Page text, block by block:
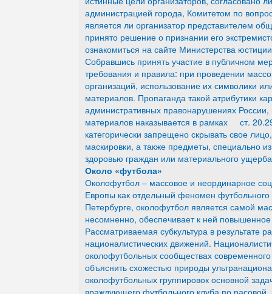
администрацией города, Комитетом по
является ли организатор представителем
принято решение о признании его
ознакомиться на сайте Министерства
Собравшись принять участие в публичном
требования и правила: при проведении
организаций, использование их символики
материалов. Пропаганда такой атрибутики
административных правонарушениях России,
материалов наказывается в рамках ст.
категорически запрещено скрывать свое
маскировки, а также предметы, специально
здоровью граждан или материального
Около «футбола»
Околофутбол – массовое и неординарное
Европы как отдельный феномен футбольного
Петербурге, околофутбол является самой
несомненно, обеспечивает к ней
Рассматриваемая субкультура в результате
националистических движений.
околофутбольных сообществах
объяснить схожестью природы
околофутбольных группировок основной
враждующего футбольного клуба по